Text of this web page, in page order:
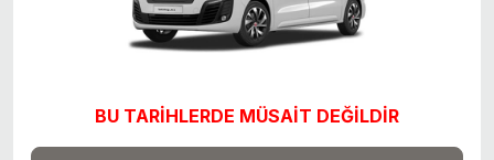
BU TARİHLERDE MÜSAİT DEĞİLDİR